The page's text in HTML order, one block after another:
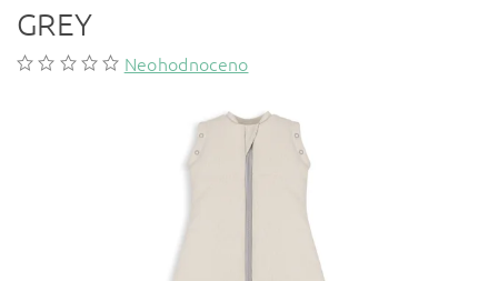
GREY
Neohodnoceno